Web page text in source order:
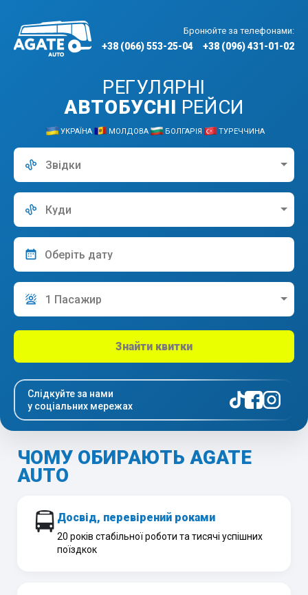
Бронюйте за телефонами:
+38 (066) 553-25-04 +38 (096) 431-01-02
РЕГУЛЯРНІ
АВТОБУСНІ РЕЙСИ
УКРАЇНА МОЛДОВА БОЛГАРІЯ ТУРЕЧЧИНА
Звідки
Куди
1 Пасажир
Знайти квитки
Слідкуйте за нами
у соціальних мережах
ЧОМУ ОБИРАЮТЬ AGATE
AUTO
🚍 Досвід, перевірений роками
20 років стабільної роботи та тисячі успішних
поїздкок